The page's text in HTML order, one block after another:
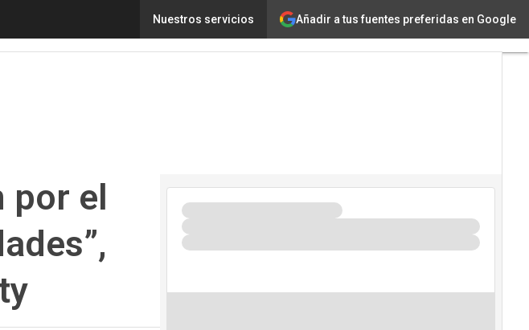
Añadir a tus fuentes preferidas en Google
Nuestros servicios
acceso a identidades”, Alessandro Regente, One IdentityTecnología
Ciberseguridad
por el